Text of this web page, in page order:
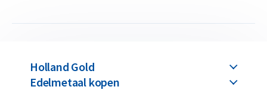
gram zou kopen. U betaalt dus minder voor hetzelfde aantal
gram goud in deze deelbare vorm dan bij afzonderlijk
Holland Gold
Edelmetaal kopen